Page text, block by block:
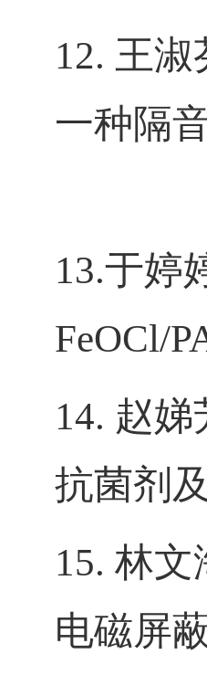
12. 王淑
一种隔
13.于婷
FeOCl/
14. 赵娣
抗菌剂
15. 林文
电磁屏